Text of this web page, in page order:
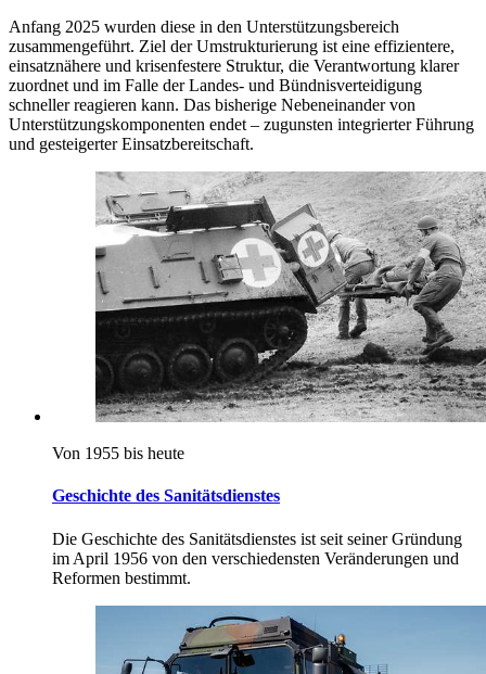
Anfang 2025 wurden diese in den Unterstützungsbereich
zusammengeführt. Ziel der Umstrukturierung ist eine effizientere,
einsatznähere und krisenfestere Struktur, die Verantwortung klarer
zuordnet und im Falle der Landes- und Bündnisverteidigung
schneller reagieren kann. Das bisherige Nebeneinander von
Unterstützungskomponenten endet – zugunsten integrierter Führung
und gesteigerter Einsatzbereitschaft.
Von 1955 bis heute
Geschichte des Sanitätsdienstes
Die Geschichte des Sanitätsdienstes ist seit seiner Gründung
im April 1956 von den verschiedensten Veränderungen und
Reformen bestimmt.